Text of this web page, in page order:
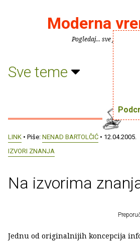
Moderna
Pogledaj... sve je puno
Sve teme
LINK • Piše: NENAD BARTOLČIĆ • 12.04.2005.
IZVORI ZNANJA
Na izvorima
Jednu od originalnijih koncepcija